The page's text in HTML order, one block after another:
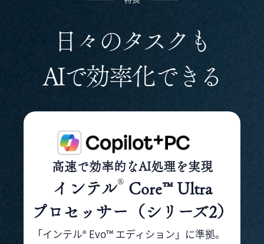
日々のタスクも
AIで効率化できる
高速で効率的なAI処理を実現
インテル®
Core™ Ultra
プロセッサー（シリーズ2）
「インテル®Evo™ エディション」に準拠。